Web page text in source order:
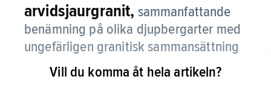
arvidsjaurgranit, sammanfattande
benämning på olika djupbergarter med
ungefärligen granitisk sammansättning
vilka uppträder i trakten av Arvidsjaur i
Lappland.
Vill du komma åt hela artikeln?